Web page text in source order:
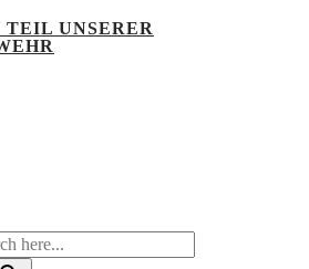
TEIL UNSERER